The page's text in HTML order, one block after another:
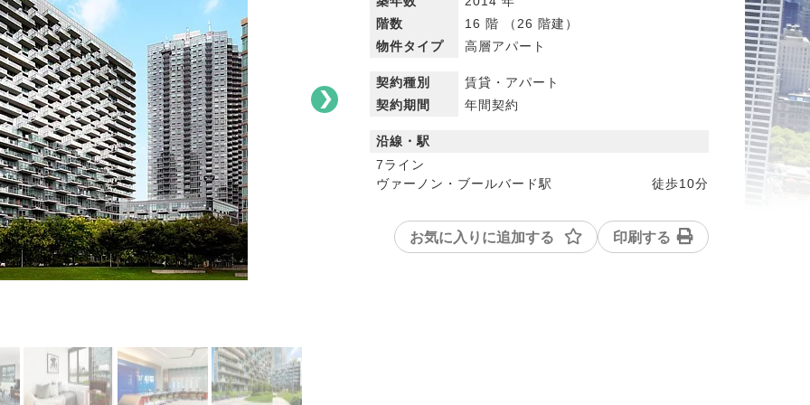
階数
16 階 （26 階建）
物件タイプ
高層アパート
契約種別
賃貸・アパート
契約期間
年間契約
沿線・駅
7ライン
ヴァーノン・ブールバード駅
徒歩10分
お気に入りに追加する 印刷する